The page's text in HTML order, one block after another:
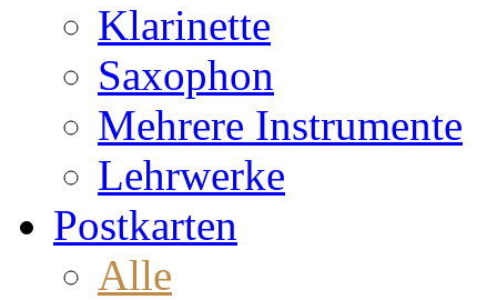
Klarinette
Saxophon
Mehrere Instrumente
Lehrwerke
Postkarten
Alle